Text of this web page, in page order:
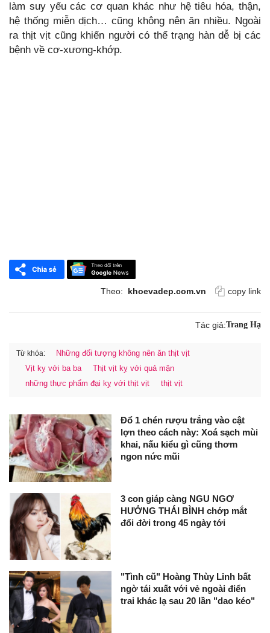
làm suy yếu các cơ quan khác như hệ tiêu hóa, thận,
hệ thống miễn dịch… cũng không nên ăn nhiều. Ngoài
ra thịt vịt cũng khiến người có thể trạng hàn dễ bị các
bệnh về cơ-xương-khớp.
Theo: khoevadep.com.vn copy link
Tác giả:Trang Hạ
Từ khóa:
Những đối tượng không nên ăn thịt vịt
Vịt kỵ với ba ba
Thịt vịt kỵ với quả mận
những thực phẩm đại kỵ với thịt vịt
thịt vịt
Đổ 1 chén rượu trắng vào cật
lợn theo cách này: Xoá sạch mùi
khai, nấu kiểu gì cũng thơm
ngon nức mũi
3 con giáp càng NGU NGƠ
HƯỞNG THÁI BÌNH chớp mắt
đổi đời trong 45 ngày tới
"Tình cũ" Hoàng Thùy Linh bất
ngờ tái xuất với vẻ ngoài điển
trai khác lạ sau 20 lần "dao kéo"